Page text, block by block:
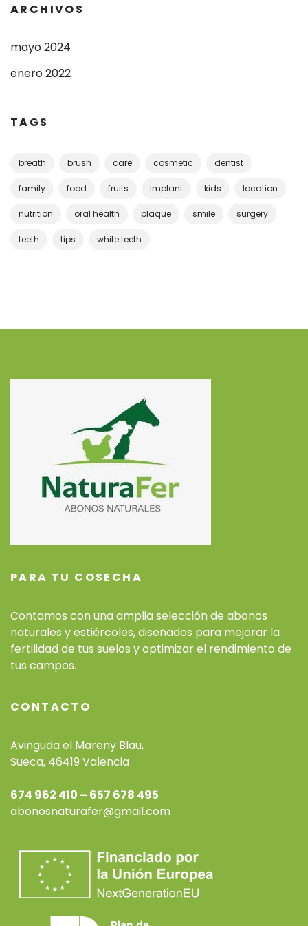
ARCHIVOS
mayo 2024
enero 2022
TAGS
breath brush care cosmetic dentist
family food fruits implant kids location
nutrition oral health plaque smile surgery
teeth tips white teeth
PARA TU COSECHA
Contamos con una amplia selección de abonos
naturales y estiércoles, diseñados para mejorar la
fertilidad de tus suelos y optimizar el rendimiento de
tus campos.
CONTACTO
Avinguda el Mareny Blau,
Sueca, 46419 Valencia
674 962 410 – 657 678 495
abonosnaturafer@gmail.com